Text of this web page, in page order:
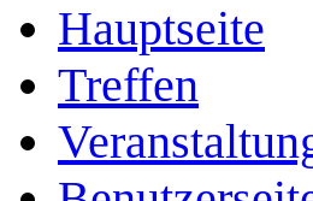
Hauptseite
Treffen